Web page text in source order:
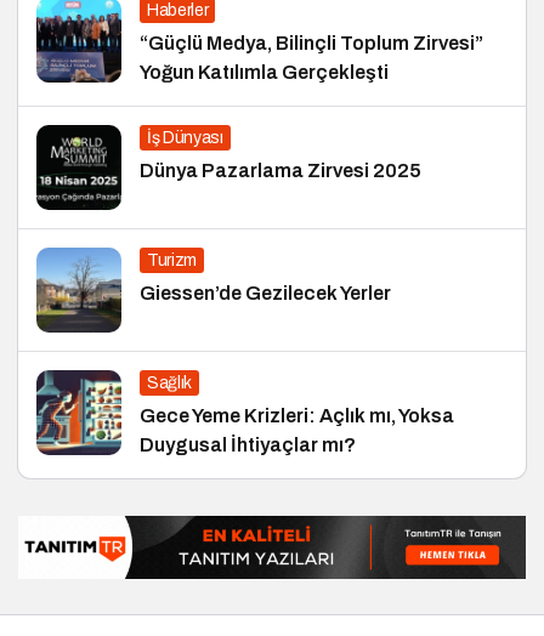
Haberler
“Güçlü Medya, Bilinçli Toplum Zirvesi”
Yoğun Katılımla Gerçekleşti
İş Dünyası
Dünya Pazarlama Zirvesi 2025
Turizm
Giessen’de Gezilecek Yerler
Sağlık
Gece Yeme Krizleri: Açlık mı, Yoksa
Duygusal İhtiyaçlar mı?